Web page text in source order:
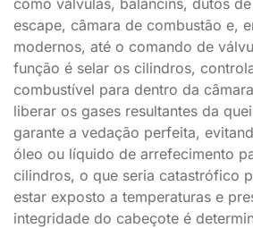
escape, câmara de combustão e,
modernos, até o comando de
função é selar os cilindros,
combustível para dentro da
liberar os gases resultantes da
garante a vedação perfeita,
óleo ou líquido de arrefecimento
cilindros, o que seria catastrófico
estar exposto a temperaturas e
integridade do cabeçote é